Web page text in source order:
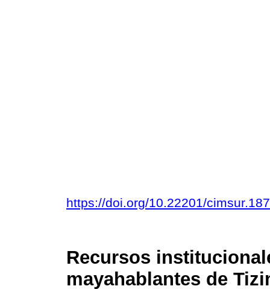
https://doi.org/10.22201/
Recursos
mayahablantes de